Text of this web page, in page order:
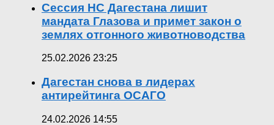
Сессия НС Дагестана лишит
мандата Глазова и примет закон о
землях отгонного животноводства
25.02.2026 23:25
Дагестан снова в лидерах
антирейтинга ОСАГО
24.02.2026 14:55